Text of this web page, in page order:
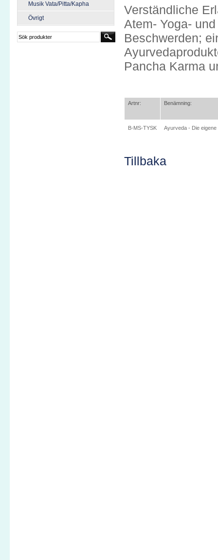
Musik Vata/Pitta/Kapha
Övrigt
Verständliche
Atem- Yoga-
Beschwerden;
Pancha Karma
Artnr: Benämning:
B-MS-TYSK Ayurveda - Die
Tillbaka